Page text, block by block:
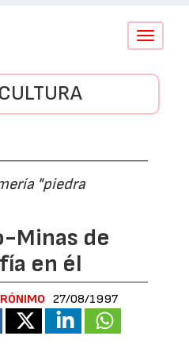
Conmutar
"piedra
Minas de
en él
27/08/1997